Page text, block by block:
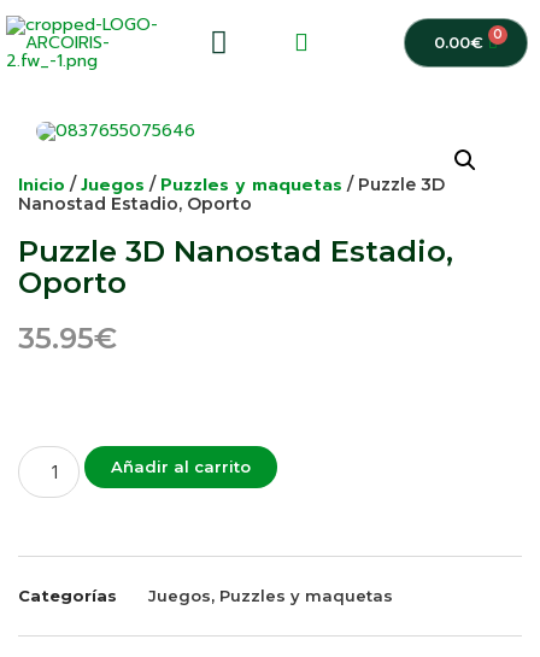
0.00€ 0
Inicio /Juegos / Puzzles y maquetas / Puzzle 3D
Nanostad Estadio, Oporto
Puzzle 3D Nanostad Estadio,
Oporto
35.95€
Añadir al carrito
Categorías Juegos, Puzzles y maquetas